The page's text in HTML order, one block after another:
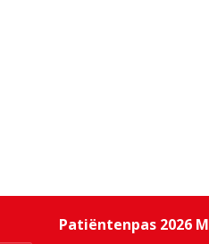
Patiëntenpas 2026